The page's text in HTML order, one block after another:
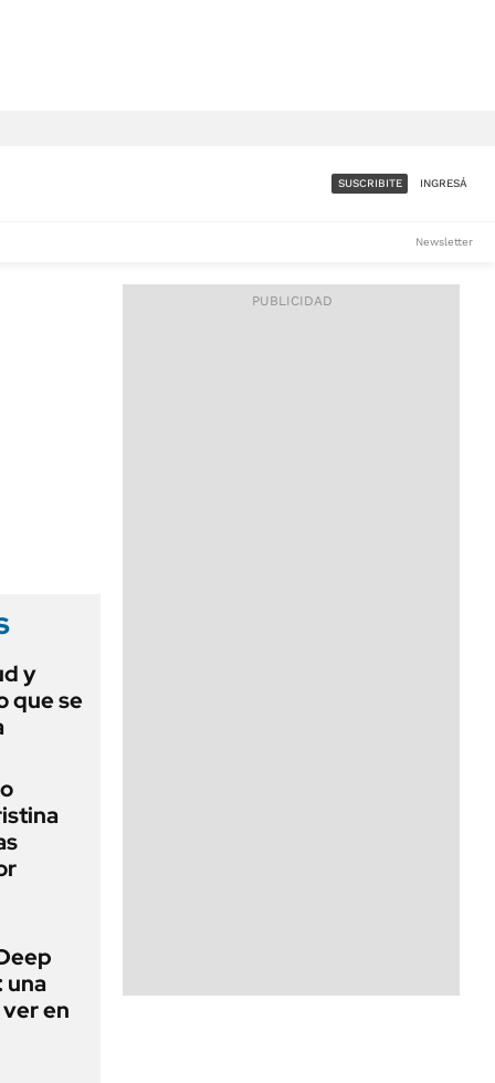
ACCESO FULL - $1.800/MES
SUSCRIBITE INGRESÁ
Newsletter
y
que se
una
en